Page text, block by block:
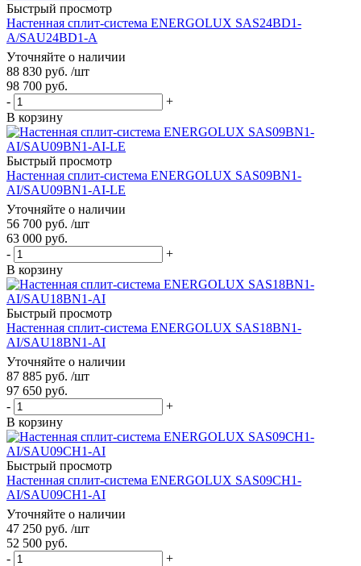
Быстрый просмотр
Настенная сплит-система ENERGOLUX SAS24BD1-
A/SAU24BD1-A
Уточняйте о наличии
88 830 руб. /шт
98 700 руб.
-
+
В корзину
Быстрый просмотр
Настенная сплит-система ENERGOLUX SAS09BN1-
AI/SAU09BN1-AI-LE
Уточняйте о наличии
56 700 руб. /шт
63 000 руб.
-
+
В корзину
Быстрый просмотр
Настенная сплит-система ENERGOLUX SAS18BN1-
AI/SAU18BN1-AI
Уточняйте о наличии
87 885 руб. /шт
97 650 руб.
-
+
В корзину
Быстрый просмотр
Настенная сплит-система ENERGOLUX SAS09CH1-
AI/SAU09CH1-AI
Уточняйте о наличии
47 250 руб. /шт
52 500 руб.
-
+